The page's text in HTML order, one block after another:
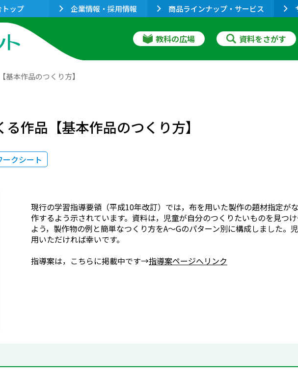
トップ 企業情報・採用情報 商品ラインナップ・サービス
教科の広場 資料をさがす
本作品のつくり方】
作品【基本作品のつくり方】
クシート
現行の学習指導要領（平成10年改訂）では，布を用いた製作の題材指定が
作するよう示されています。資料は，児童が自分のつくりたいものを見つ
よう，製作物の例と簡単なつくり方をA～Gのパターン別に構成しました
用いただければ幸いです。
指導案は，こちらに掲載中です→指導案ページへリンク